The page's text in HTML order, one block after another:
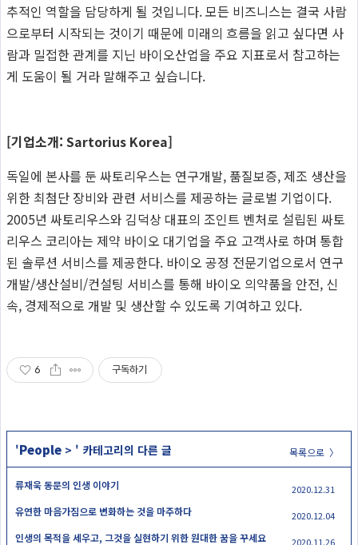
추적인 역할을 담당하게 될 것입니다. 모든 비즈니스는 결국 사람
으로부터 시작되는 것이기 때문에 미래의 흐름을 읽고 싶다면 사
람과 밀접한 관계를 지닌 바이오산업을 주요 지표로서 참고하는
게 도움이 될 거라 말해주고 싶습니다.
[기업소개: Sartorius Korea]
독일에 본사를 둔 싸토리우스는 연구개발, 품질보증, 제조 생산을
위한 최첨단 장비와 관련 서비스를 제공하는 글로벌 기업이다.
2005년 싸토리우스와 김덕상 대표의 조인트 벤처로 설립된 싸토
리우스 코리아는 제약 바이오 대기업을 주요 고객사로 하며 통합
된 솔루션 서비스를 제공한다. 바이오 공정 전문기업으로서 연구
개발/생산설비/컨설팅 서비스를 통해 바이오 의약품을 안전, 신
속, 경제적으로 개발 및 생산할 수 있도록 기여하고 있다.
6 구독하기
목록으로 〉
'People> ' 카테고리의 다른 글
류재욱 동문의 인생 이야기 2020.12.31
유연한 마음가짐으로 변화하는 것을 마주하다 2020.12.04
인생의 목적을 세우고, 그것을 실현하기 위한 원대한 꿈을 꾸세요 2020.11.26